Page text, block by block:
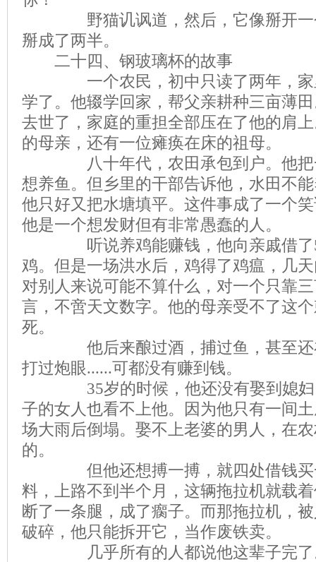
野猫讥讽道，然后，它像掰开一
掰成了两半。
二十四、钢玻璃杯的故事
一个农民，初中只读了两年，家
学了。他辍学回家，帮父亲耕种三亩薄
去世了，家庭的重担全部压在了他的肩
的母亲，还有一位瘫痪在床的祖母。
八十年代，农田承包到户。他把
想养鱼。但乡里的干部告诉他，水田不
他只好又把水塘填平。这件事成了一个
他是一个想发财但有非常愚蠢的人。
听说养鸡能赚钱，他向亲戚借了
鸡。但是一场洪水后，鸡得了鸡瘟，几
对别人来说可能不算什么，对一个只靠
言，不啻天文数字。他的母亲受不了这
死。
他后来酿过酒，捕过鱼，甚至还
打过炮眼......可都没有赚到钱。
35岁的时候，他还没有娶到媳妇
子的女人也看不上他。因为他只有一间
场大雨后倒塌。娶不上老婆的男人，在
的。
但他还想搏一搏，就四处借钱买
料，上路不到半个月，这辆拖拉机就载
断了一条腿，成了瘸子。而那拖拉机，
破碎，他只能拆开它，当作废铁卖。
几乎所有的人都说他这辈子完了